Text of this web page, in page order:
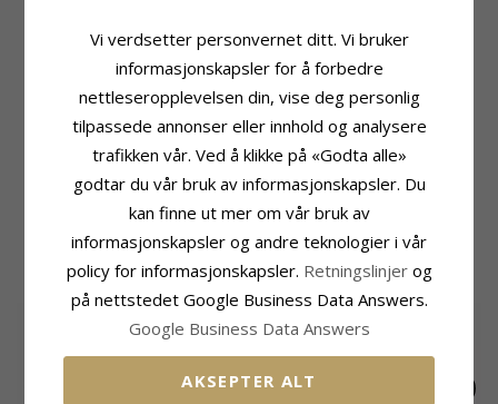
Lily
Forgylt Sølv
Overflate: Sandblåst
Fasettslipt
Stein:Zirkon
Størrelse
Diameter:8,0 mm
Leveringstid
Leveringstid:Ca. 5-10 Hverdager
MEST POPULÆRE PRODUKTER I
KATEGORIEN
SALE
Vi verdsetter personvernet ditt. Vi bruker
informasjonskapsler for å forbedre
nettleseropplevelsen din, vise deg personlig
tilpassede annonser eller innhold og analysere
trafikken vår. Ved å klikke på «Godta alle»
godtar du vår bruk av informasjonskapsler. Du
kan finne ut mer om vår bruk av
informasjonskapsler og andre teknologier i vår
policy for informasjonskapsler. Retningslinjer og
på nettstedet Google Business Data Answers.
Google Business Data Answers
AKSEPTER ALT